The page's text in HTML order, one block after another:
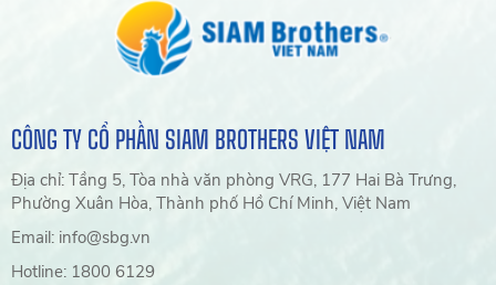
CÔNG TY CỔ PHẦN SIAM BROTHERS VIỆT NAM
Địa chỉ: Tầng 5, Tòa nhà văn phòng VRG, 177 Hai Bà Trưng,
Phường Xuân Hòa, Thành phố Hồ Chí Minh, Việt Nam
Email: info@sbg.vn
Hotline: 1800 6129